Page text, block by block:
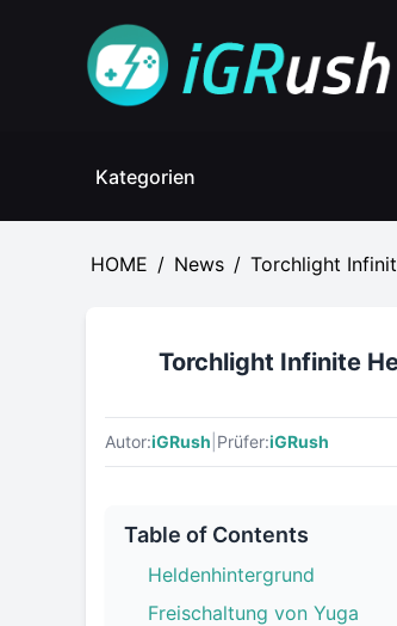
Kategorien
HOME / News / Torchlight
Torchlight Infinite
Autor:iGRush Prüfer:iGRush
Table of Contents
Heldenhintergrund
Freischaltung von Yuga